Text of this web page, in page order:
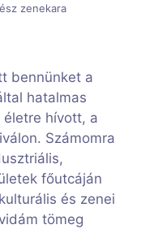
zenekara
bennünket a
hatalmas
hívott, a
Számomra
főutcáján
és zenei
tömeg